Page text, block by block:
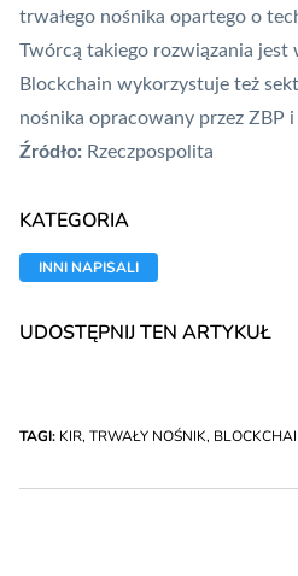
trwałego nośnika opartego o
Twórcą takiego rozwiązania jest
Blockchain wykorzystuje też
nośnika opracowany przez ZBP i
Źródło: Rzeczpospolita
KATEGORIA
INNI NAPISALI
UDOSTĘPNIJ TEN ARTYKUŁ
TAGI: KIR, TRWAŁY NOŚNIK,